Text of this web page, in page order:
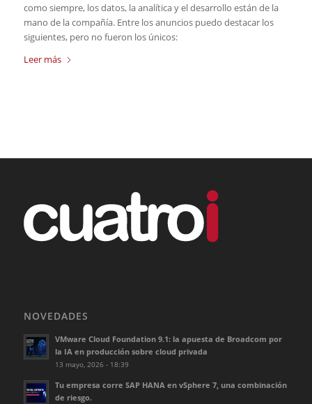
como siempre, los datos, la analítica y el desarrollo están de la
mano de la compañía. Entre los anuncios puedo destacar los
siguientes, pero no fueron los únicos:
Leer más
NOVEDADES
VMware Cloud Foundation 9.1: la apuesta de Broadcom por
la IA en producción sobre cloud privada
13 mayo, 2026 - 18:39
Tu empresa corre SAP HANA en vSphere 7, una combinación
de riesgo.